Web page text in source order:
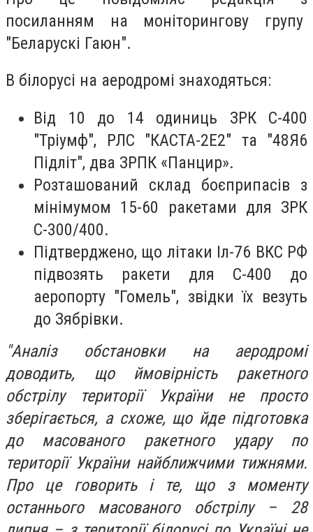
посиланням на моніторингову групу
"Беларускі Гаюн".
В білорусі на аеродромі знаходяться:
Від 10 до 14 одиниць ЗРК С-400
"Тріумф", РЛС "КАСТА-2Е2" та "48Я6
Підліт", два ЗРПК «Панцир».
Розташований склад боєприпасів з
мінімумом 15-60 ракетами для ЗРК
С-300/400.
Підтверджено, що літаки Іл-76 ВКС РФ
підвозять ракети для С-400 до
аеропорту "Гомель", звідки їх везуть
до Зябрівки.
"Аналіз обстановки на аеродромі
доводить, що ймовірність ракетного
обстрілу території України не просто
зберігається, а схоже, що йде підготовка
до масованого ракетного удару по
території України найближчими тижнями.
Про це говорить і те, що з моменту
останнього масованого обстрілу – 28